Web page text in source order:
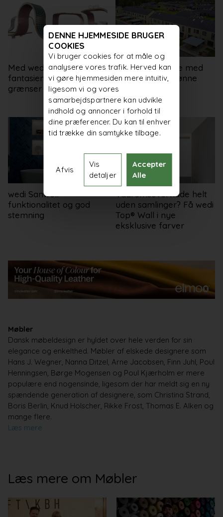
Med wedi er det kun
fantasien, der sætter
grænser
Tæt samarbejde med
Danhaus om skønne
familieboliger i
Frederikssund
wedi Sanwell –
funktionalitet og god
stemning
Vådrumsoverflade helt
uden samlinger? Få wedi
Top® Wall i nye
eksklusive farver
Møbler
Dansk møbeldesign er hyldet over hele verden for sin
elegance og enkelthed. Møbler af elskede designere som
Hans J. Wegner, Nanna Ditzel, Arne Jacobsen, Finn Juhl, Poul
Henningsen, Børge Mogensen og Poul Kjærholm er mere
populære end nogensinde, ligesom der har meldt sig en ny
spændende generation af designere, som Christina Strand,
Boris Berlin, Knud Holscher, Rikke Frost, Thomas E. Alken og
mange flere.
Læs mere
Læs mere om Møbler
DENNE HJEMMESIDE BRUGER
COOKIES
Vi bruger cookies for at måle og
analysere vores trafik. Herved kan
vi gøre hjemmesiden mere intuitiv,
ligesom vi og vores
samarbejdspartnere kan udvikle
indhold og annoncer i forhold til
dine præferencer. Du kan til enhver
tid trække din samtykke tilbage.
Afvis
Vis
detaljer
Accepter
Alle